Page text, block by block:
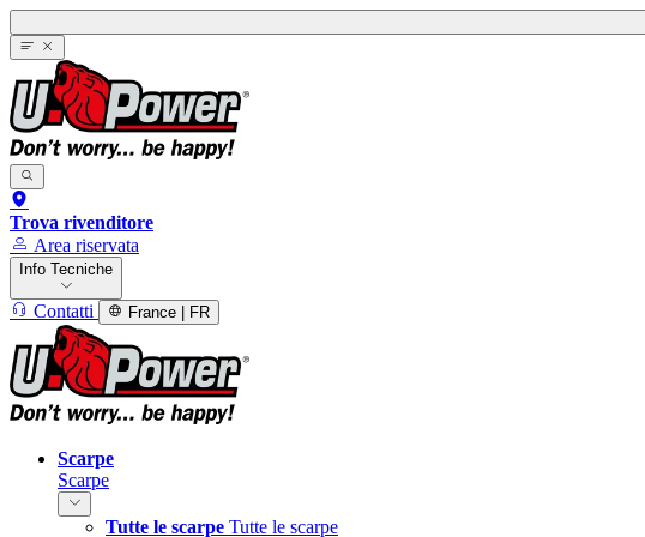
Trova rivenditore
Area riservata
Info Tecniche
Contatti France | FR
Scarpe
Scarpe
Tutte le scarpe Tutte le scarpe